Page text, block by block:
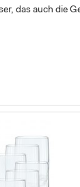
das auch die